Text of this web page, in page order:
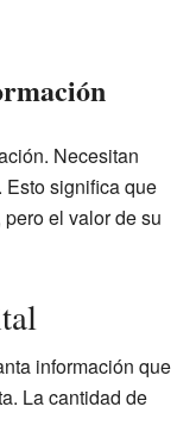
Necesitan
Esto significa que
el valor de su
información que
La cantidad de